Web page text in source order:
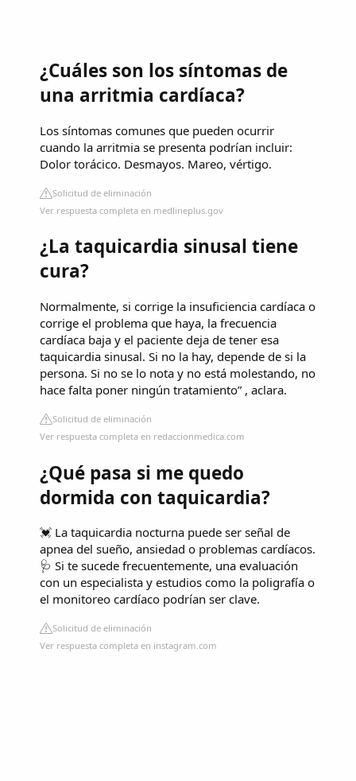
¿Cuáles son los síntomas de
una arritmia cardíaca?
Los síntomas comunes que pueden ocurrir
cuando la arritmia se presenta podrían incluir:
Dolor torácico. Desmayos. Mareo, vértigo.
Solicitud de eliminación
Ver respuesta completa en medlineplus.gov
¿La taquicardia sinusal tiene
cura?
Normalmente, si corrige la insuficiencia cardíaca o
corrige el problema que haya, la frecuencia
cardíaca baja y el paciente deja de tener esa
taquicardia sinusal. Si no la hay, depende de si la
persona. Si no se lo nota y no está molestando, no
hace falta poner ningún tratamiento” , aclara.
Solicitud de eliminación
Ver respuesta completa en redaccionmedica.com
¿Qué pasa si me quedo
dormida con taquicardia?
💓 La taquicardia nocturna puede ser señal de
apnea del sueño, ansiedad o problemas cardíacos.
🩺 Si te sucede frecuentemente, una evaluación
con un especialista y estudios como la poligrafía o
el monitoreo cardíaco podrían ser clave.
Solicitud de eliminación
Ver respuesta completa en instagram.com